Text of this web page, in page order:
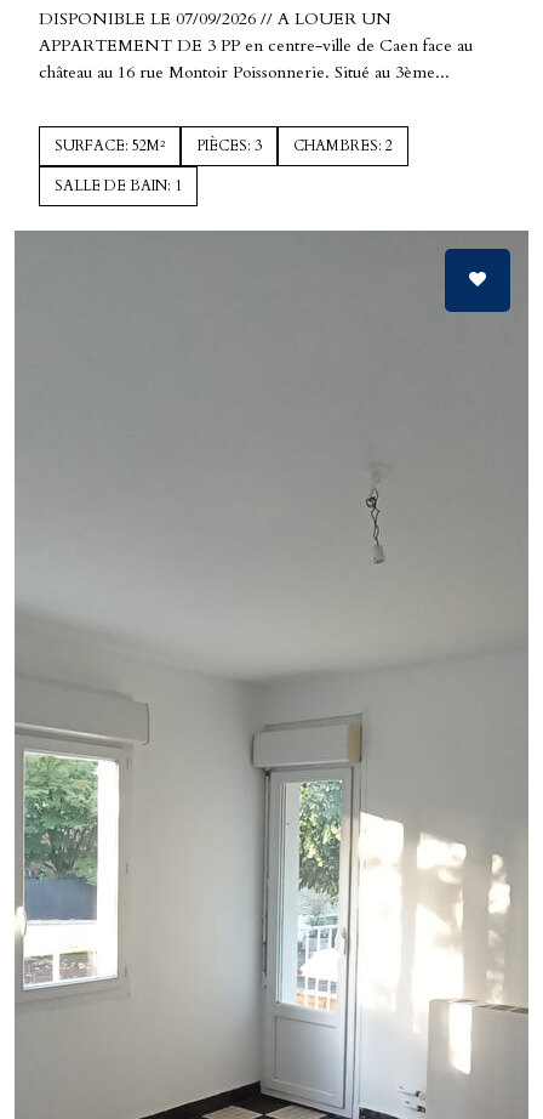
DISPONIBLE LE 07/09/2026 // A LOUER UN
APPARTEMENT DE 3 PP en centre-ville de Caen face au
château au 16 rue Montoir Poissonnerie. Situé au 3ème...
SURFACE: 52M² PIÈCES: 3 CHAMBRES: 2
SALLE DE BAIN: 1